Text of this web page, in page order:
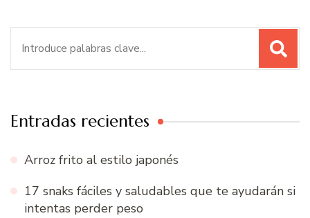
Entradas recientes
Arroz frito al estilo japonés
17 snaks fáciles y saludables que te ayudarán si
intentas perder peso